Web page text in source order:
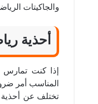
والجاكيتات
أحذية
إذا كنت تمارس
المناسب أمر
تختلف عن أحذية